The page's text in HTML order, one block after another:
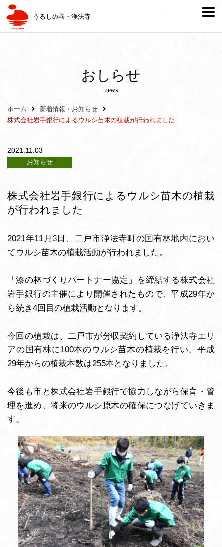
うるしの國・浄法寺
おしらせ
news
ホーム
新着情報・お知らせ
株式会社岩手銀行によるウルシ苗木の植栽が行われました
2021.11.03
お知らせ
株式会社岩手銀行によるウルシ苗木の植栽
が行われました
2021年11月3日、二戸市浄法寺町の国有林地内におい
てウルシ苗木の植栽活動が行われました。
「漆の林づくりパートナー協定」を締結する株式会社
岩手銀行の主催により開催されたもので、平成29年か
ら続き4回目の植栽活動となります。
今回の植栽は、二戸市が分収契約している浄法寺エリ
アの国有林に100本のウルシ苗木の植栽を行い、平成
29年からの植栽本数は255本となりました。
今後も市と株式会社岩手銀行で協力しながら保育・管
理を進め、将来のウルシ原木の確保につなげていきま
す。